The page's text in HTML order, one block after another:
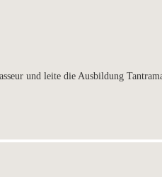
und leite die Ausbildung